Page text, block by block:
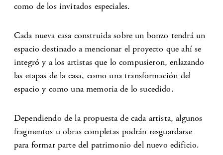
como de los invitados especiales.
Cada nueva casa construida sobre un bonzo tendrá un
espacio destinado a mencionar el proyecto que ahí se
integró y a los artistas que lo compusieron, enlazando
las etapas de la casa, como una transformación del
espacio y como una memoria de lo sucedido.
Dependiendo de la propuesta de cada artista, algunos
fragmentos u obras completas podrán resguardarse
para formar parte del patrimonio del nuevo edificio.